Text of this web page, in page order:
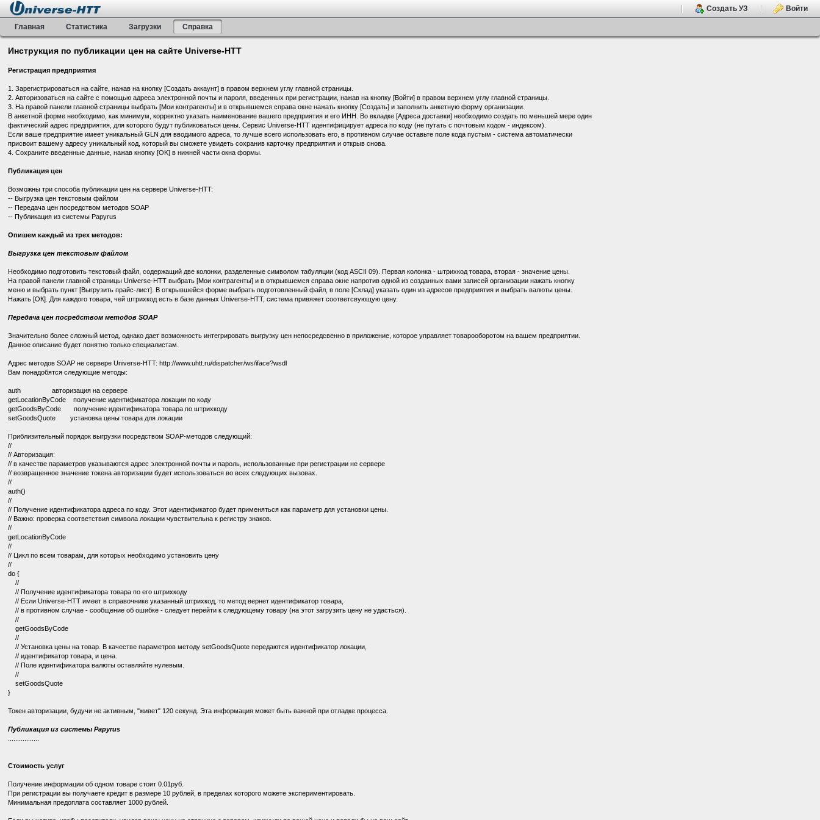
Создать УЗ Войти
Главная Статистика Загрузки Справка
Инструкция по публикации цен на сайте Universe-HTT
Регистрация предприятия
1. Зарегистрироваться на сайте, нажав на кнопку [Создать аккаунт] в правом верхнем углу главной страницы.
2. Авторизоваться на сайте с помощью адреса электронной почты и пароля, введенных при регистрации, нажав на кнопку [Войти] в правом верхнем углу главной страницы.
3. На правой панели главной страницы выбрать [Мои контрагенты] и в открывшемся справа окне нажать кнопку [Создать] и заполнить анкетную форму организации.
В анкетной форме необходимо, как минимум, корректно указать наименование вашего предприятия и его ИНН. Во вкладке [Адреса доставки] необходимо создать по меньшей мере один
фактический адрес предприятия, для которого будут публиковаться цены. Сервис Universe-HTT идентифицирует адреса по коду (не путать с почтовым кодом - индексом).
Если ваше предприятие имеет уникальный GLN для вводимого адреса, то лучше всего использовать его, в противном случае оставьте поле кода пустым - система автоматически
присвоит вашему адресу уникальный код, который вы сможете увидеть сохранив карточку предприятия и открыв снова.
4. Сохраните введенные данные, нажав кнопку [OK] в нижней части окна формы.
Публикация цен
Возможны три способа публикации цен на сервере Universe-HTT:
-- Выгрузка цен текстовым файлом
-- Передача цен посредством методов SOAP
-- Публикация из системы Papyrus
Опишем каждый из трех методов:
Выгрузка цен текстовым файлом
Необходимо подготовить текстовый файл, содержащий две колонки, разделенные символом табуляции (код ASCII 09). Первая колонка - штрихкод товара, вторая - значение цены.
На правой панели главной страницы Universe-HTT выбрать [Мои контрагенты] и в открывшемся справа окне напротив одной из созданных вами записей организации нажать кнопку
меню и выбрать пункт [Выгрузить прайс-лист]. В открывшейся форме выбрать подготовленный файл, в поле [Склад] указать один из адресов предприятия и выбрать валюты цены.
Нажать [ОК]. Для каждого товара, чей штрихкод есть в базе данных Universe-HTT, система привяжет соответсвующую цену.
Передача цен посредством методов SOAP
Значительно более сложный метод, однако дает возможность интегрировать выгрузку цен непосредсвенно в приложение, которое управляет товарооборотом на вашем предприятии.
Данное описание будет понятно только специалистам.
Адрес методов SOAP не сервере Universe-HTT: http://www.uhtt.ru/dispatcher/ws/iface?wsdl
Вам понадобятся следующие методы:
auth авторизация на сервере
getLocationByCode получение идентификатора локации по коду
getGoodsByCode получение идентификатора товара по штрихкоду
setGoodsQuote установка цены товара для локации
Приблизительный порядок выгрузки посредством SOAP-методов следующий:
//
// Авторизация:
// в качестве параметров указываются адрес электронной почты и пароль, использованные при регистрации не сервере
// возвращенное значение токена авторизации будет использоваться во всех следующих вызовах.
//
auth()
//
// Получение идентификатора адреса по коду. Этот идентификатор будет применяться как параметр для установки цены.
// Важно: проверка соответствия символа локации чувствительна к регистру знаков.
//
getLocationByCode
//
// Цикл по всем товарам, для которых необходимо установить цену
//
do {
//
// Получение идентификатора товара по его штрихкоду
// Если Universe-HTT имеет в справочнике указанный штрихкод, то метод вернет идентификатор товара,
// в противном случае - сообщение об ошибке - следует перейти к следующему товару (на этот загрузить цену не удасться).
//
getGoodsByCode
//
// Установка цены на товар. В качестве параметров методу setGoodsQuote передаются идентификатор локации,
// идентификатор товара, и цена.
// Поле идентификатора валюты оставляйте нулевым.
//
setGoodsQuote
}
Токен авторизации, будучи не активным, "живет" 120 секунд. Эта информация может быть важной при отладке процесса.
Публикация из системы Papyrus
Стоимость услуг
Получение информации об одном товаре стоит 0.01руб.
При регистрации вы получаете кредит в размере 10 рублей, в пределах которого можете экспериментировать.
Минимальная предоплата составляет 1000 рублей.